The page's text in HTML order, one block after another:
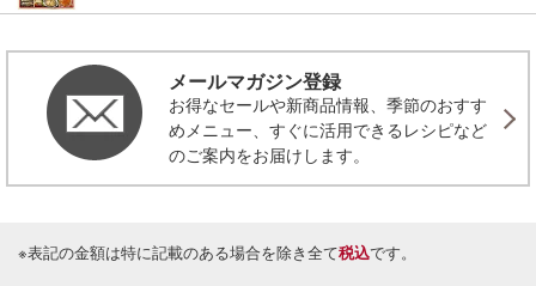
メールマガジン登録
お得なセールや新商品情報、季節のおすす
めメニュー、すぐに活用できるレシピなど
のご案内をお届けします。
※表記の金額は特に記載のある場合を除き全て税込です。